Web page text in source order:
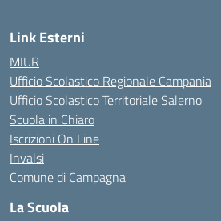
Link Esterni
MIUR
Ufficio Scolastico Regionale Campania
Ufficio Scolastico Territoriale Salerno
Scuola in Chiaro
Iscrizioni On Line
Invalsi
Comune di Campagna
La Scuola